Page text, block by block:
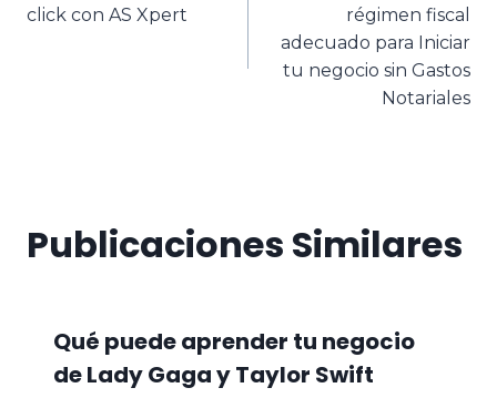
click con AS Xpert
régimen fiscal
adecuado para Iniciar
tu negocio sin Gastos
Notariales
Publicaciones Similares
Qué puede aprender tu negocio
de Lady Gaga y Taylor Swift